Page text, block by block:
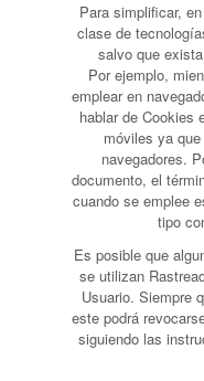
Para simplificar,
clase de
salvo que
Por ejemplo,
emplear en
hablar de Cookies
móviles ya
navegadores.
documento, el
cuando se emplee
tipo
Es posible que
se utilizan
Usuario. Siempre
este podrá
siguiendo las